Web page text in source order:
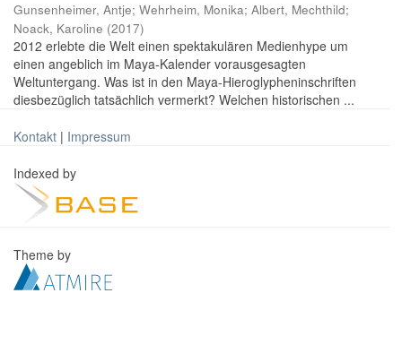
Gunsenheimer, Antje; Wehrheim, Monika; Albert, Mechthild;
Noack, Karoline (2017)
2012 erlebte die Welt einen spektakulären Medienhype um
einen angeblich im Maya-Kalender vorausgesagten
Weltuntergang. Was ist in den Maya-Hieroglypheninschriften
diesbezüglich tatsächlich vermerkt? Welchen historischen ...
Kontakt | Impressum
Indexed by
Theme by